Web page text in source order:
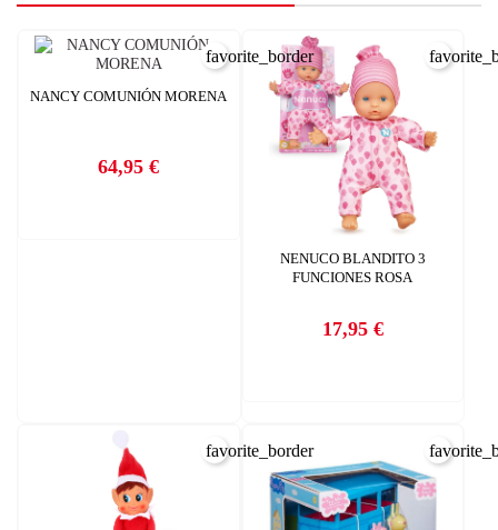
NANCY COMUNIÓN MORENA
Precio
64,95 €
favorite_border
NENUCO BLANDITO 3
FUNCIONES ROSA
Precio
17,95 €
favorite_border